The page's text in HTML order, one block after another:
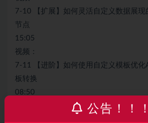
7-10 【扩展】如何灵活自定义数据展
节点
15:05
视频：
7-11 【进阶】如何使用自定义模板优化
板转换
08:50
公告！！！